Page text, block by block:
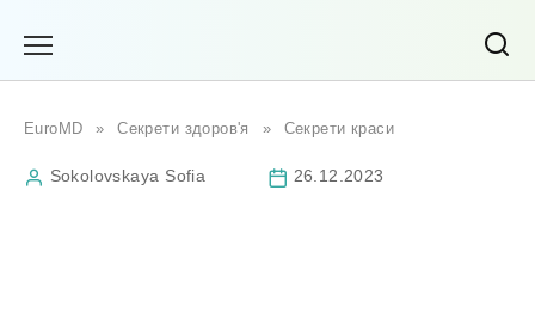
EuroMD » Секрети здоров'я » Секрети краси
Sokolovskaya Sofia 26.12.2023